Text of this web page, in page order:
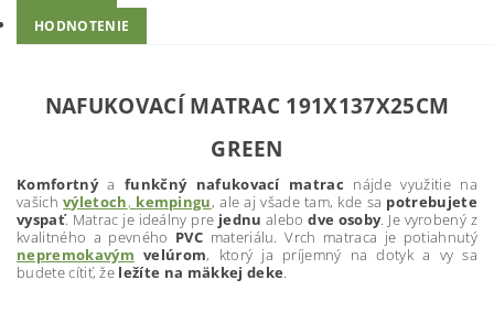
HODNOTENIE
NAFUKOVACÍ MATRAC 191X137X25CM
GREEN
Komfortnýa funkčný nafukovací matrac nájde využitie na
vašichvýletoch, kempingu, ale aj všade tam, kde sa potrebujete
vyspať. Matrac je ideálny pre jednu alebodve osoby. Je vyrobený z
kvalitného a pevného PVC materiálu. Vrch matraca je potiahnutý
nepremokavým velúrom, ktorý ja príjemný na dotyk a vy sa
budete cítiť, že ležíte na mäkkej deke.